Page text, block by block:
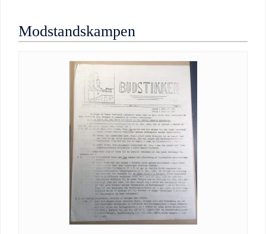
Modstandskampen